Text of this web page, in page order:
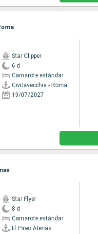
Star Clipper
6 d
Camarote estándar
Civitavecchia - Roma
19/07/2027
Star Flyer
8 d
Camarote estándar
El Pireo Atenas